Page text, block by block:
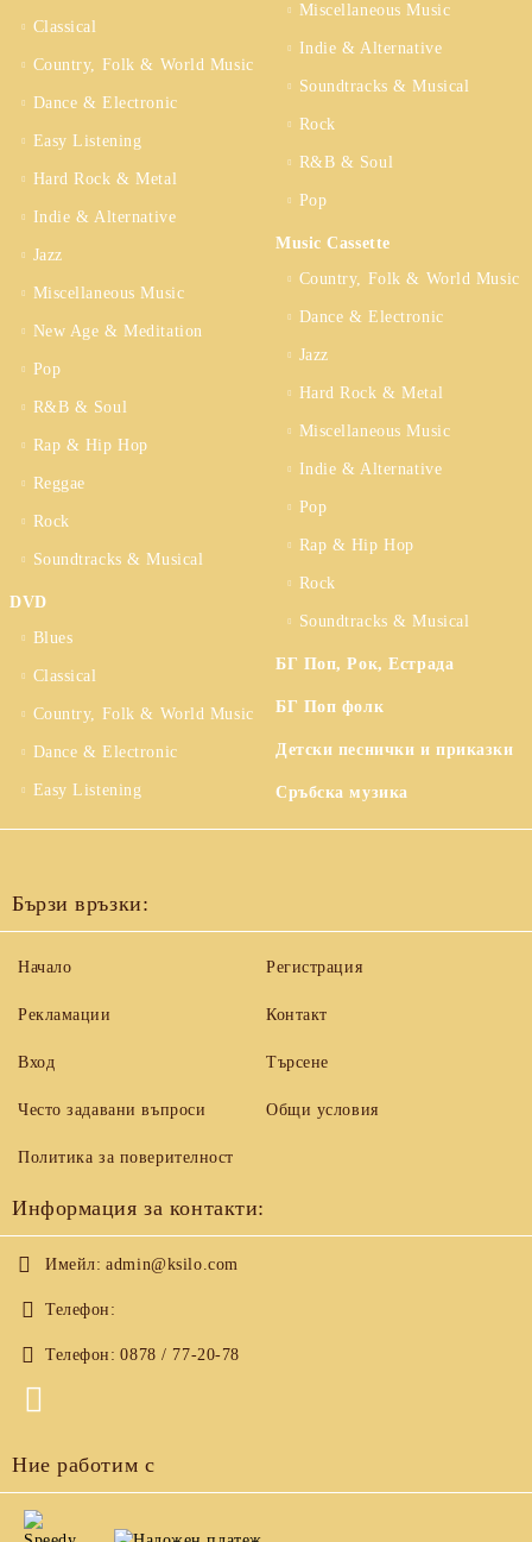
Classical
Country, Folk & World Music
Dance & Electronic
Easy Listening
Hard Rock & Metal
Indie & Alternative
Jazz
Miscellaneous Music
New Age & Meditation
Pop
R&B & Soul
Rap & Hip Hop
Reggae
Rock
Soundtracks & Musical
DVD
Blues
Classical
Country, Folk & World Music
Dance & Electronic
Easy Listening
Miscellaneous Music
Indie & Alternative
Soundtracks & Musical
Rock
R&B & Soul
Pop
Music Cassette
Country, Folk & World Music
Dance & Electronic
Jazz
Hard Rock & Metal
Miscellaneous Music
Indie & Alternative
Pop
Rap & Hip Hop
Rock
Soundtracks & Musical
БГ Поп, Рок, Естрада
БГ Поп фолк
Детски песнички и приказки
Сръбска музика
Бързи връзки:
Начало
Рекламации
Вход
Често задавани въпроси
Регистрация
Контакт
Търсене
Общи условия
Политика за поверителност
Информация за контакти:
Имейл: admin@ksilo.com
Телефон:
Телефон: 0878 / 77-20-78
Ние работим с